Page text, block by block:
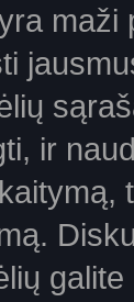
maži
ir